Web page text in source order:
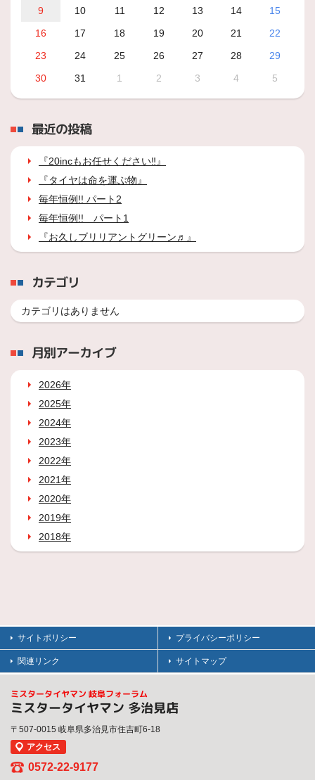
9
10 11 12 13 14
15
16
17 18 19 20 21
22
23
24 25 26 27 28
29
30
31 1 2 3 4 5
最近の投稿
『20incもお任せください‼』
『タイヤは命を運ぶ物』
毎年恒例!! パート2
毎年恒例!! パート1
『お久しブリリアントグリーン♬』
カテゴリ
カテゴリはありません
月別アーカイブ
2026年
2025年
2024年
2023年
2022年
2021年
2020年
2019年
2018年
サイトポリシー プライバシーポリシー
関連リンク サイトマップ
ミスタータイヤマン 岐阜フォーラム
ミスタータイヤマン 多治見店
〒507-0015 岐阜県多治見市住吉町6-18
アクセス
0572-22-9177